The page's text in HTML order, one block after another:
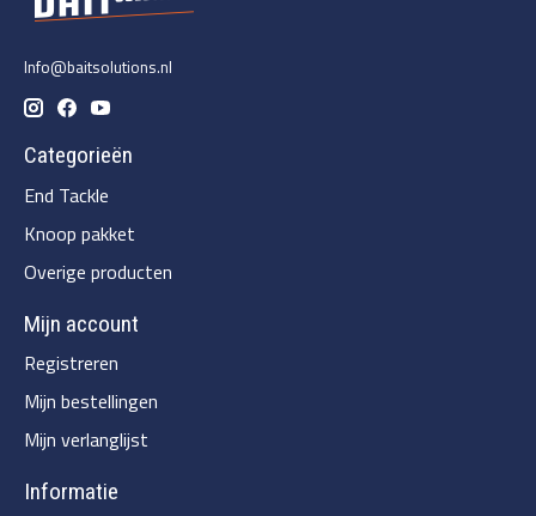
Info@baitsolutions.nl
Categorieën
End Tackle
Knoop pakket
Overige producten
Mijn account
Registreren
Mijn bestellingen
Mijn verlanglijst
Informatie